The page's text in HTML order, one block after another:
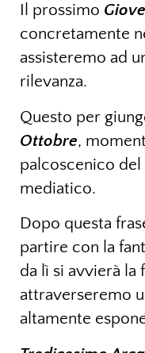
Il prossimo
concretamente
assisteremo ad
rilevanza.
Questo per
Ottobre,
palcoscenico
mediatico.
Dopo questa
partire con la
da lì si avvierà la
attraverseremo
altamente